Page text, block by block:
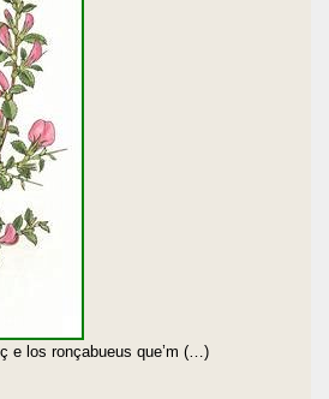
e los ronçabueus que’m (…)